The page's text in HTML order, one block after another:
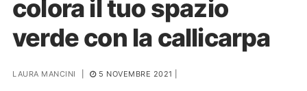
FAI DA TE
PIANTE
Ortaggio
colora il tuo spazio
verde con la callicarpa
LAURA MANCINI 5 NOVEMBRE 2021